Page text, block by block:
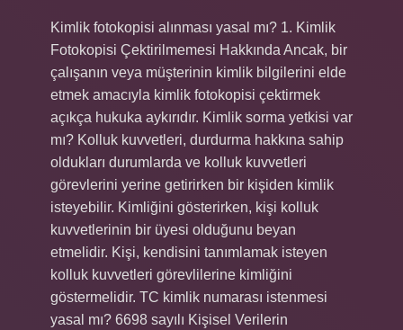
Kimlik fotokopisi alınması yasal mı? 1. Kimlik
Fotokopisi Çektirilmemesi Hakkında Ancak, bir
çalışanın veya müşterinin kimlik bilgilerini elde
etmek amacıyla kimlik fotokopisi çektirmek
açıkça hukuka aykırıdır. Kimlik sorma yetkisi var
mı? Kolluk kuvvetleri, durdurma hakkına sahip
oldukları durumlarda ve kolluk kuvvetleri
görevlerini yerine getirirken bir kişiden kimlik
isteyebilir. Kimliğini gösterirken, kişi kolluk
kuvvetlerinin bir üyesi olduğunu beyan
etmelidir. Kişi, kendisini tanımlamak isteyen
kolluk kuvvetleri görevlilerine kimliğini
göstermelidir. TC kimlik numarası istenmesi
yasal mı? 6698 sayılı Kişisel Verilerin